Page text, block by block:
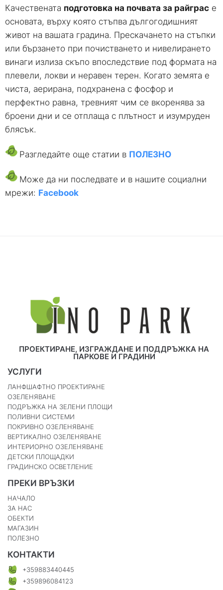
Качествената подготовка на почвата за райграс е
основата, върху която стъпва дългогодишният
живот на вашата градина. Прескачането на стъпки
или бързането при почистването и нивелирането
винаги излиза скъпо впоследствие под формата на
плевели, локви и неравен терен. Когато земята е
чиста, аерирана, подхранена с фосфор и
перфектно равна, тревният чим се вкоренява за
броени дни и се отплаща с плътност и изумруден
блясък.
Разгледайте още статии в ПОЛЕЗНО
Може да ни последвате и в нашите социални
мрежи: Facebook
ПРОЕКТИРАНЕ, ИЗГРАЖДАНЕ И ПОДДРЪЖКА НА
ПАРКОВЕ И ГРАДИНИ
УСЛУГИ
ЛАНФШАФТНО ПРОЕКТИРАНЕ
ОЗЕЛЕНЯВАНЕ
ПОДРЪЖКА НА ЗЕЛЕНИ ПЛОЩИ
ПОЛИВНИ СИСТЕМИ
ПОКРИВНО ОЗЕЛЕНЯВАНЕ
ВЕРТИКАЛНО ОЗЕЛЕНЯВАНЕ
ИНТЕРИОРНО ОЗЕЛЕНЯВАНЕ
ДЕТСКИ ПЛОЩАДКИ
ГРАДИНСКО ОСВЕТЛЕНИЕ
ПРЕКИ ВРЪЗКИ
НАЧАЛО
ЗА НАС
ОБЕКТИ
МАГАЗИН
ПОЛЕЗНО
КОНТАКТИ
+359883440445
+359896084123